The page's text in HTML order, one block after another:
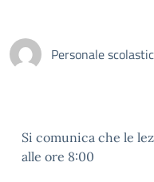
Personale
Si comunica che le
alle ore 8:00